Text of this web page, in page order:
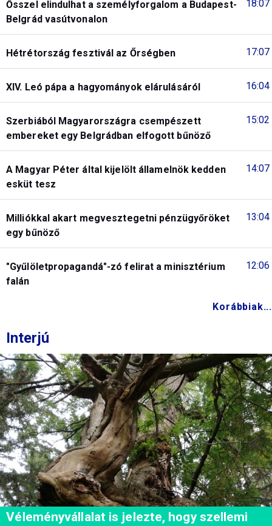
18:07
Ősszel elindulhat a személyforgalom a Budapest-
Belgrád vasútvonalon
17:07
Hétrétország fesztivál az Őrségben
16:04
XIV. Leó pápa a hagyományok elárulásáról
15:02
Szerbiából Magyarországra csempészett
embereket egy Belgrádban elfogott bűnöző
14:07
A Magyar Péter által kijelölt államelnök kedden
esküt tesz
13:04
Milliókkal akart megvesztegetni pénzügyőröket
egy bűnöző
12:06
"Gyűlöletpropagandá"-zó felirat a minisztérium
falán
Korábbiak...
Interjú
Véleményvállalat is jelezte, hogy szellemi